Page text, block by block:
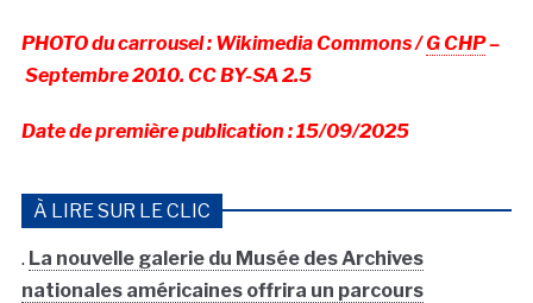
PHOTO du carrousel : Wikimedia Commons /G CHP–
Septembre 2010. CC BY-SA 2.5
Date de première publication : 15/09/2025
À LIRE SUR LE CLIC
. La nouvelle galerie du Musée des Archives
nationales américaines offrira un parcours